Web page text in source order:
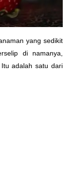
yang sedikit
di namanya,
adalah satu dari